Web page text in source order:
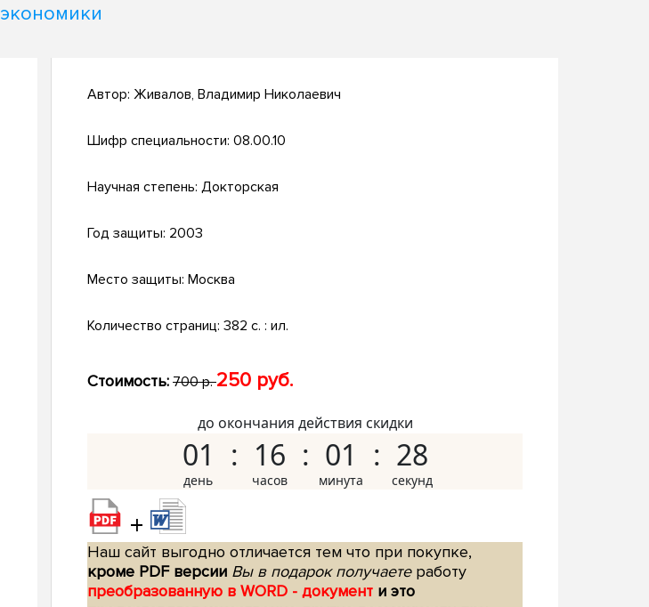
экономики
Автор: Живалов, Владимир Николаевич
Шифр специальности: 08.00.10
Научная степень: Докторская
Год защиты: 2003
Место защиты: Москва
Количество страниц: 382 с. : ил.
Стоимость: 700 р.250 руб.
до окончания действия скидки
01 16 01 27
+
Наш сайт выгодно отличается тем что при покупке,
кроме PDF версии Вы в подарок получаетеработу
преобразованную в WORD - документ и это